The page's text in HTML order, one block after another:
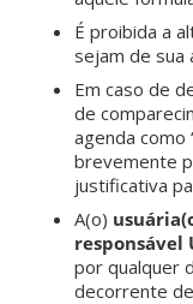
É proibida a
sejam de sua
Em caso de
de
agenda como
brevemente
justificativa
A(o)
responsável
por qualquer
decorrente de